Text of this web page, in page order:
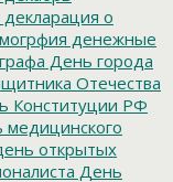
декларация о
денежные
День города
Отечества
Конституции РФ
медицинского
открытых
День